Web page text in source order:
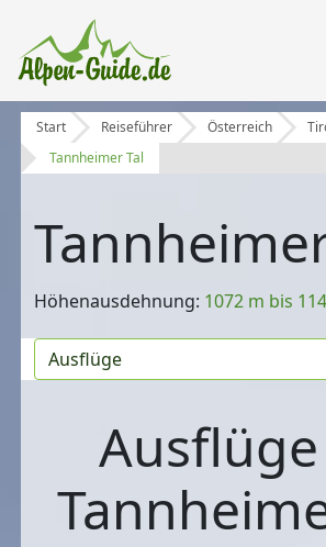
Start Reiseführer Österreich
Tannheimer Tal
Höhenausdehnung: 1072 m bis